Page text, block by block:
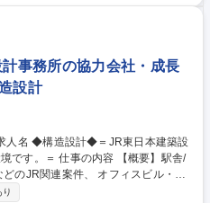
め。加えて、工事に伴う概算見積作
査の立ち会い、関係各所との打ち合
者とコミュニケーションを取りなが
業務内容の変更の範囲：当社業務全
事務所の協力会社・成長
設計
容 【概要】駅舎/
件、 オフィスビル・共
般を一貫